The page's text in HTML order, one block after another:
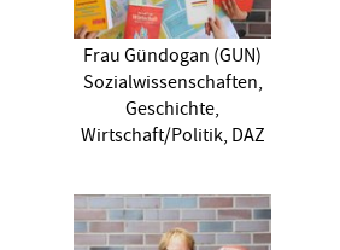
Frau Gündogan (GUN)
Sozialwissenschaften,
Geschichte,
Wirtschaft/Politik, DAZ